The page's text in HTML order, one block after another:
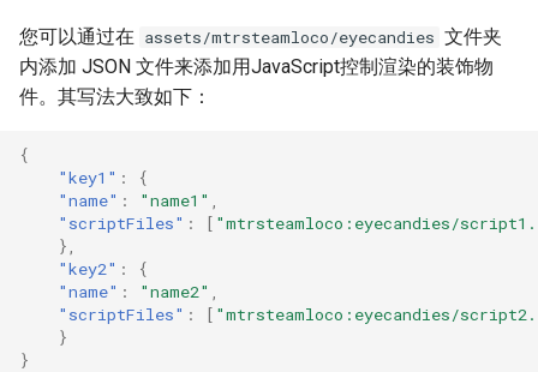
BlockEyeCandy
您可以通过在 assets/mtrsteamloco/eyecandies 文件夹
内添加 JSON 文件来添加用JavaScript控制渲染的装饰物
件。其写法大致如下：
{
"key1" :
{
"name" : "name1"
"scriptFiles" : [ "mtrsteamloco:eyecandies/
},
"key2" :
{
"name" : "name2"
"scriptFiles" : [ "mtrsteamloco:eyecandies/
}
}